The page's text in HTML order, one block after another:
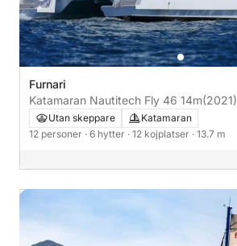
Furnari
Katamaran Nautitech Fly 46 14m(2021)
Utan skeppare
Katamaran
12 personer · 6 hytter · 12 kojplatser · 13.7 m